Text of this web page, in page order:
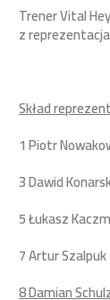
Trener Vital
z
Skład
1 Piotr
3 Dawid
5 Łukasz
7 Artur Szalpuk
8 Damian